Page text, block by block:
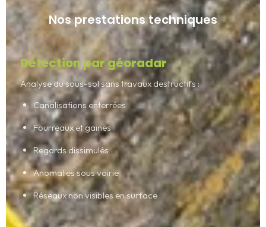
Nos prestations techniques
Détection par géoradar
Analyse du sous-sol sans travaux destructifs :
Canalisations enterrées
Fourreaux et gaines
Regards dissimulés
Anomalies sous voirie
Réseaux non visibles en surface